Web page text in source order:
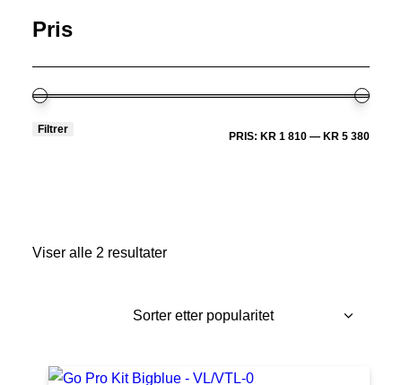
Pris
MIN.
Filtrer
PRIS: KR 1 810 — KR 5 380
Viser alle 2 resultaterSortert